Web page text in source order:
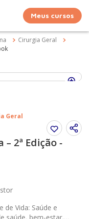
Meus cursos
Cirurgia Geral
Geral
2ª Edição -
de Vida: Saúde e